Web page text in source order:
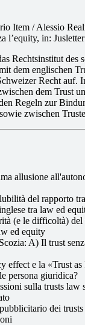
Item / Alessio
l’equity, in:
Rechtsinstitut des
dem englischen
Recht auf.
dem Trust
Regeln zur
zwischen
allusione
del rapporto
tra law ed
(e le difficoltà) del
ed equity
A) Il trust
effect e la «Trust
persona giuridica?
sulla trusts law
dei trusts